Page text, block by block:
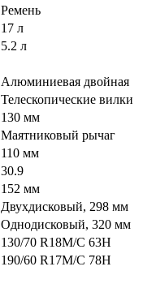
Ремень
17 л
5.2 л
Алюминиевая двойная
Телескопические вилки
130 мм
Маятниковый рычаг
110 мм
30.9
152 мм
Двухдисковый, 298 мм
Однодисковый, 320 мм
130/70 R18M/C 63Н
190/60 R17M/C 78Н